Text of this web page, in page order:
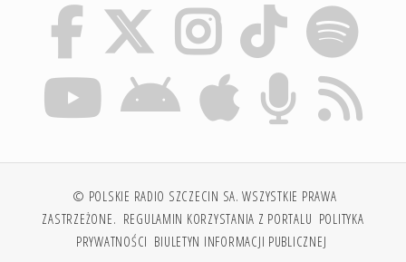
© POLSKIE RADIO SZCZECIN SA. WSZYSTKIE PRAWA
ZASTRZEŻONE. REGULAMIN KORZYSTANIA Z PORTALU POLITYKA
PRYWATNOŚCI BIULETYN INFORMACJI PUBLICZNEJ